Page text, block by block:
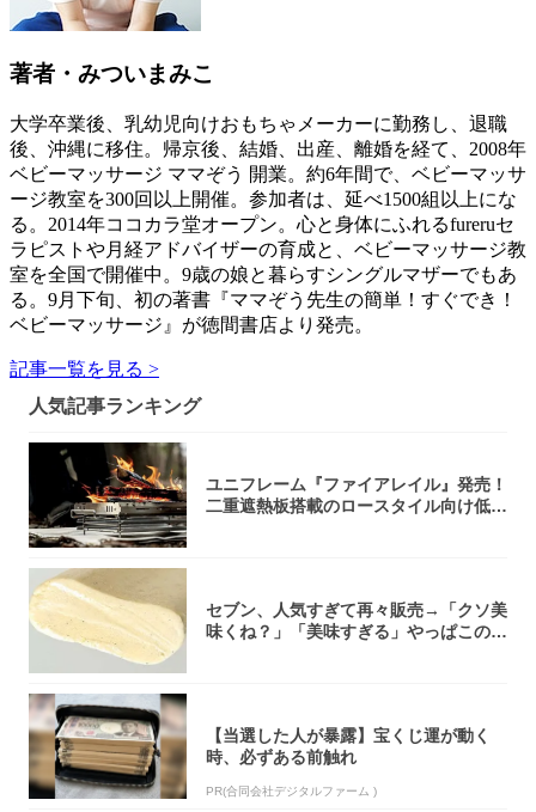
著者・みついまみこ
大学卒業後、乳幼児向けおもちゃメーカーに勤務し、退職
後、沖縄に移住。帰京後、結婚、出産、離婚を経て、2008年
ベビーマッサージ ママぞう 開業。約6年間で、ベビーマッサ
ージ教室を300回以上開催。参加者は、延べ1500組以上にな
る。2014年ココカラ堂オープン。心と身体にふれるfureruセ
ラピストや月経アドバイザーの育成と、ベビーマッサージ教
室を全国で開催中。9歳の娘と暮らすシングルマザーでもあ
る。9月下旬、初の著書『ママぞう先生の簡単！すぐでき！
ベビーマッサージ』が徳間書店より発売。
記事一覧を見る >
人気記事ランキング
ユニフレーム『ファイアレイル』発売！
二重遮熱板搭載のロースタイル向け低型
セブン、人気すぎて再々販売→「クソ美
味くね？」「美味すぎる」やっぱこのク
【当選した人が暴露】宝くじ運が動く
時、必ずある前触れ
PR(合同会社デジタルファーム )